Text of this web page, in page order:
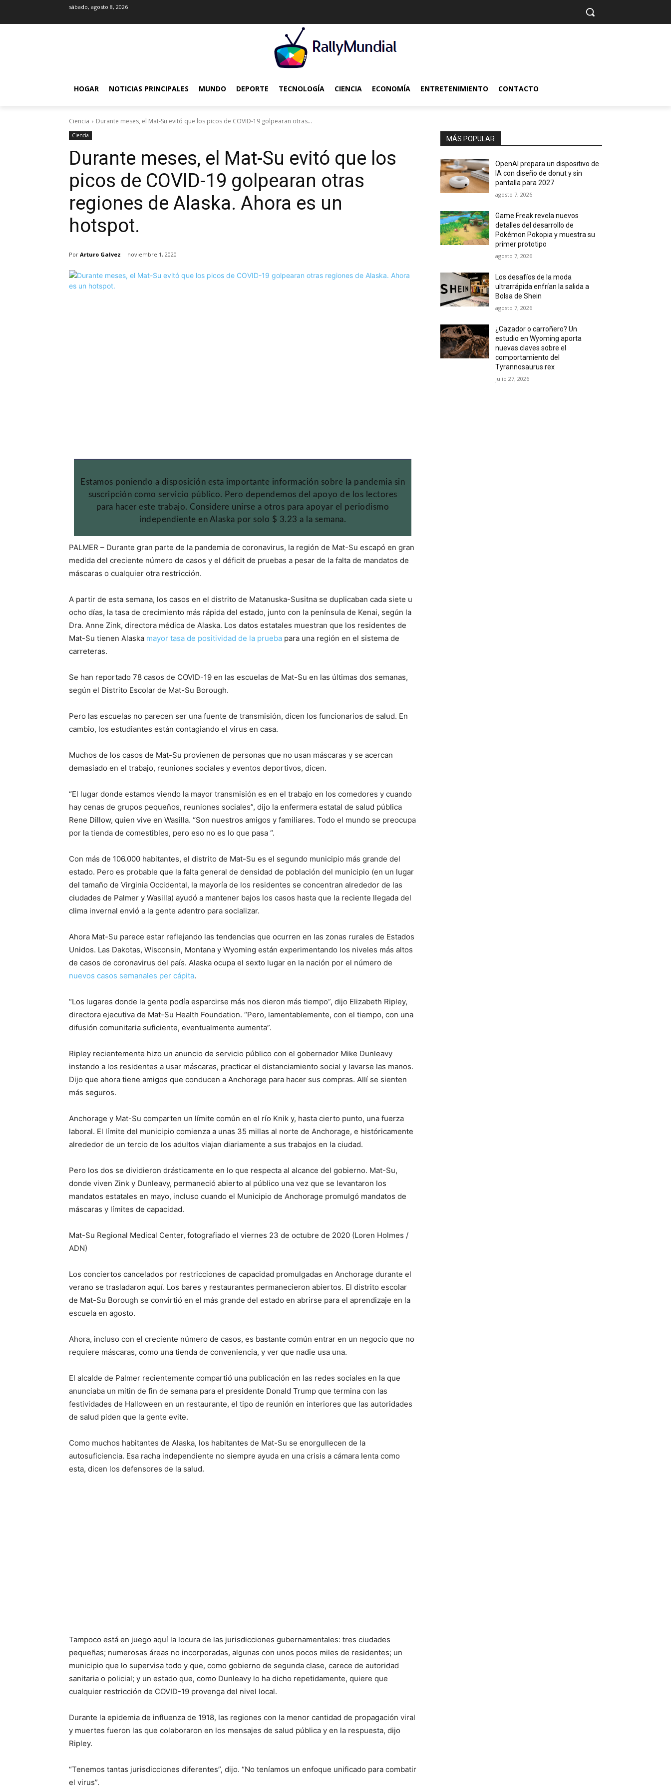
sábado, agosto 8, 2026
HOGAR NOTICIAS PRINCIPALES MUNDO DEPORTE TECNOLOGÍA CIENCIA ECONOMÍA ENTRETENIMIENTO CONTACTO
Ciencia Durante meses, el Mat-Su evitó que los picos de COVID-19 golpearan otras...
Ciencia
Durante meses, el Mat-Su evitó que los
picos de COVID-19 golpearan otras
regiones de Alaska. Ahora es un
hotspot.
Por Arturo Galvez noviembre 1, 2020
Estamos poniendo a disposición esta importante información sobre la pandemia sin
suscripción como servicio público. Pero dependemos del apoyo de los lectores
para hacer este trabajo. Considere unirse a otros para apoyar el periodismo
independiente en Alaska por solo $ 3.23 a la semana.
PALMER – Durante gran parte de la pandemia de coronavirus, la región de Mat-Su escapó en gran
medida del creciente número de casos y el déficit de pruebas a pesar de la falta de mandatos de
máscaras o cualquier otra restricción.
A partir de esta semana, los casos en el distrito de Matanuska-Susitna se duplicaban cada siete u
ocho días, la tasa de crecimiento más rápida del estado, junto con la península de Kenai, según la
Dra. Anne Zink, directora médica de Alaska. Los datos estatales muestran que los residentes de
Mat-Su tienen Alaska mayor tasa de positividad de la prueba para una región en el sistema de
carreteras.
Se han reportado 78 casos de COVID-19 en las escuelas de Mat-Su en las últimas dos semanas,
según el Distrito Escolar de Mat-Su Borough.
Pero las escuelas no parecen ser una fuente de transmisión, dicen los funcionarios de salud. En
cambio, los estudiantes están contagiando el virus en casa.
Muchos de los casos de Mat-Su provienen de personas que no usan máscaras y se acercan
demasiado en el trabajo, reuniones sociales y eventos deportivos, dicen.
“El lugar donde estamos viendo la mayor transmisión es en el trabajo en los comedores y cuando
hay cenas de grupos pequeños, reuniones sociales”, dijo la enfermera estatal de salud pública
Rene Dillow, quien vive en Wasilla. “Son nuestros amigos y familiares. Todo el mundo se preocupa
por la tienda de comestibles, pero eso no es lo que pasa “.
Con más de 106.000 habitantes, el distrito de Mat-Su es el segundo municipio más grande del
estado. Pero es probable que la falta general de densidad de población del municipio (en un lugar
del tamaño de Virginia Occidental, la mayoría de los residentes se concentran alrededor de las
ciudades de Palmer y Wasilla) ayudó a mantener bajos los casos hasta que la reciente llegada del
clima invernal envió a la gente adentro para socializar.
Ahora Mat-Su parece estar reflejando las tendencias que ocurren en las zonas rurales de Estados
Unidos. Las Dakotas, Wisconsin, Montana y Wyoming están experimentando los niveles más altos
de casos de coronavirus del país. Alaska ocupa el sexto lugar en la nación por el número de
nuevos casos semanales per cápita.
“Los lugares donde la gente podía esparcirse más nos dieron más tiempo”, dijo Elizabeth Ripley,
directora ejecutiva de Mat-Su Health Foundation. “Pero, lamentablemente, con el tiempo, con una
difusión comunitaria suficiente, eventualmente aumenta”.
Ripley recientemente hizo un anuncio de servicio público con el gobernador Mike Dunleavy
instando a los residentes a usar máscaras, practicar el distanciamiento social y lavarse las manos.
Dijo que ahora tiene amigos que conducen a Anchorage para hacer sus compras. Allí se sienten
más seguros.
Anchorage y Mat-Su comparten un límite común en el río Knik y, hasta cierto punto, una fuerza
laboral. El límite del municipio comienza a unas 35 millas al norte de Anchorage, e históricamente
alrededor de un tercio de los adultos viajan diariamente a sus trabajos en la ciudad.
Pero los dos se dividieron drásticamente en lo que respecta al alcance del gobierno. Mat-Su,
donde viven Zink y Dunleavy, permaneció abierto al público una vez que se levantaron los
mandatos estatales en mayo, incluso cuando el Municipio de Anchorage promulgó mandatos de
máscaras y límites de capacidad.
Mat-Su Regional Medical Center, fotografiado el viernes 23 de octubre de 2020 (Loren Holmes /
ADN)
Los conciertos cancelados por restricciones de capacidad promulgadas en Anchorage durante el
verano se trasladaron aquí. Los bares y restaurantes permanecieron abiertos. El distrito escolar
de Mat-Su Borough se convirtió en el más grande del estado en abrirse para el aprendizaje en la
escuela en agosto.
Ahora, incluso con el creciente número de casos, es bastante común entrar en un negocio que no
requiere máscaras, como una tienda de conveniencia, y ver que nadie usa una.
El alcalde de Palmer recientemente compartió una publicación en las redes sociales en la que
anunciaba un mitin de fin de semana para el presidente Donald Trump que termina con las
festividades de Halloween en un restaurante, el tipo de reunión en interiores que las autoridades
de salud piden que la gente evite.
Como muchos habitantes de Alaska, los habitantes de Mat-Su se enorgullecen de la
autosuficiencia. Esa racha independiente no siempre ayuda en una crisis a cámara lenta como
esta, dicen los defensores de la salud.
Tampoco está en juego aquí la locura de las jurisdicciones gubernamentales: tres ciudades
pequeñas; numerosas áreas no incorporadas, algunas con unos pocos miles de residentes; un
municipio que lo supervisa todo y que, como gobierno de segunda clase, carece de autoridad
sanitaria o policial; y un estado que, como Dunleavy lo ha dicho repetidamente, quiere que
cualquier restricción de COVID-19 provenga del nivel local.
Durante la epidemia de influenza de 1918, las regiones con la menor cantidad de propagación viral
y muertes fueron las que colaboraron en los mensajes de salud pública y en la respuesta, dijo
Ripley.
“Tenemos tantas jurisdicciones diferentes”, dijo. “No teníamos un enfoque unificado para combatir
el virus”.
MÁS POPULAR
OpenAI prepara un dispositivo de
IA con diseño de donut y sin
pantalla para 2027
agosto 7, 2026
Game Freak revela nuevos
detalles del desarrollo de
Pokémon Pokopia y muestra su
primer prototipo
agosto 7, 2026
Los desafíos de la moda
ultrarrápida enfrían la salida a
Bolsa de Shein
agosto 7, 2026
¿Cazador o carroñero? Un
estudio en Wyoming aporta
nuevas claves sobre el
comportamiento del
Tyrannosaurus rex
julio 27, 2026